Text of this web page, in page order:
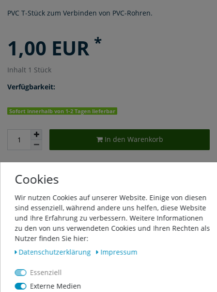
PVC T-Stück zum Verbinden von PVC-Rohren.
1,00 EUR *
Inhalt 1 Stück
Verfügbarkeit:
Sofort innerhalb von 1-2 Tagen lieferbar
In den Warenkorb
Wunschliste
* inkl. ges. MwSt. zzgl. Versandkosten
Weitere Details
Cookies
Wir nutzen Cookies auf unserer Website. Einige von diesen
sind essenziell, während andere uns helfen, diese Website
und Ihre Erfahrung zu verbessern. Weitere Informationen
zu den von uns verwendeten Cookies und Ihren Rechten als
Nutzer finden Sie hier:
Daten­schutz­erklärung
Impressum
Essenziell
Externe Medien